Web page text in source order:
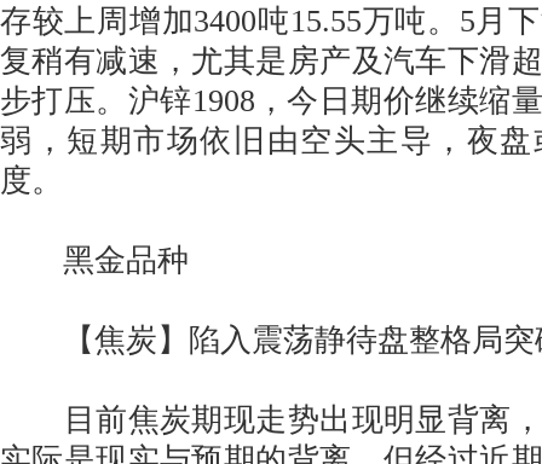
存较上周增加3400吨15.55万吨。5月
复稍有减速，尤其是房产及汽车下滑
步打压。沪锌1908，今日期价继续缩
弱，短期市场依旧由空头主导，夜
度。
黑金品种
【焦炭】陷入震荡静待盘整格局突
目前焦炭期现走势出现明显背离，